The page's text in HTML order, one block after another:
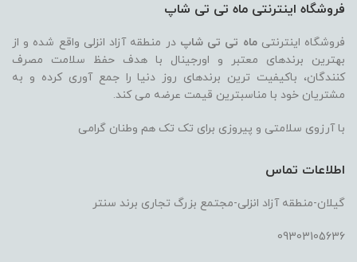
فروشگاه اینترنتی ماه تی تی شاپ
فروشگاه اینترنتیماه تی تی شاپ در منطقه آزاد انزلی واقع شده و از
بهترین برندهای معتبر و اورجینال با هدف حفظ سلامت مصرف
کنندگان، باکیفیت ترین برندهای روز دنیا را جمع آوری کرده و به
مشتریان خود با مناسبترین قیمت عرضه می کند.
با آرزوی سلامتی و پیروزی برای تک تک هم وطنان گرامی
اطلاعات تماس
گیلان-منطقه آزاد انزلی-مجتمع بزرگ تجاری برند سنتر
09303105636